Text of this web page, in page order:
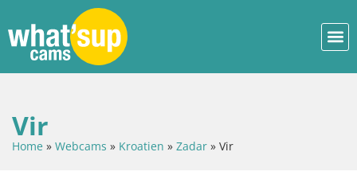
Vir
Home » Webcams » Kroatien » Zadar » Vir